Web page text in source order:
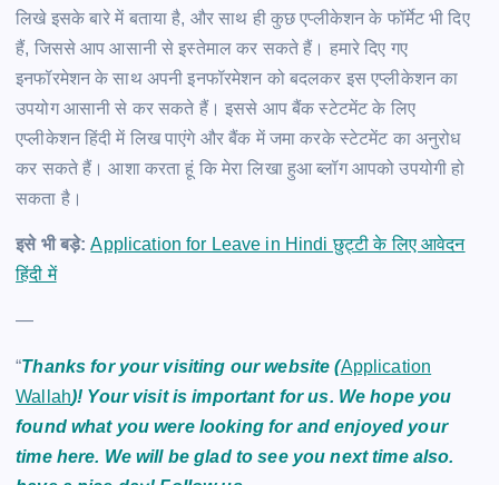
लिखे इसके बारे में बताया है, और साथ ही कुछ एप्लीकेशन के फॉर्मेट भी दिए
हैं, जिससे आप आसानी से इस्तेमाल कर सकते हैं। हमारे दिए गए
इनफॉरमेशन के साथ अपनी इनफॉरमेशन को बदलकर इस एप्लीकेशन का
उपयोग आसानी से कर सकते हैं। इससे आप बैंक स्टेटमेंट के लिए
एप्लीकेशन हिंदी में लिख पाएंगे और बैंक में जमा करके स्टेटमेंट का अनुरोध
कर सकते हैं। आशा करता हूं कि मेरा लिखा हुआ ब्लॉग आपको उपयोगी हो
सकता है।
इसे भी बड़े: Application for Leave in Hindi छुट्टी के लिए आवेदन
हिंदी में
—
“Thanks for your visiting our website (Application
Wallah)! Your visit is important for us. We hope you
found what you were looking for and enjoyed your
time here. We will be glad to see you next time also.